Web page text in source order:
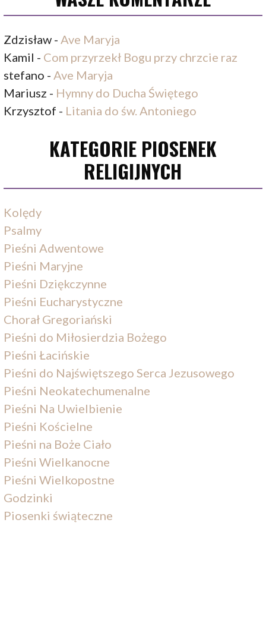
Zdzisław -Ave Maryja
Kamil - Com przyrzekł Bogu przy chrzcie raz
stefano -Ave Maryja
Mariusz - Hymny do Ducha Świętego
Krzysztof - Litania do św. Antoniego
KATEGORIE PIOSENEK
RELIGIJNYCH
Kolędy
Psalmy
Pieśni Adwentowe
Pieśni Maryjne
Pieśni Dziękczynne
Pieśni Eucharystyczne
Chorał Gregoriański
Pieśni do Miłosierdzia Bożego
Pieśni Łacińskie
Pieśni do Najświętszego Serca Jezusowego
Pieśni Neokatechumenalne
Pieśni Na Uwielbienie
Pieśni Kościelne
Pieśni na Boże Ciało
Pieśni Wielkanocne
Pieśni Wielkopostne
Godzinki
Piosenki świąteczne